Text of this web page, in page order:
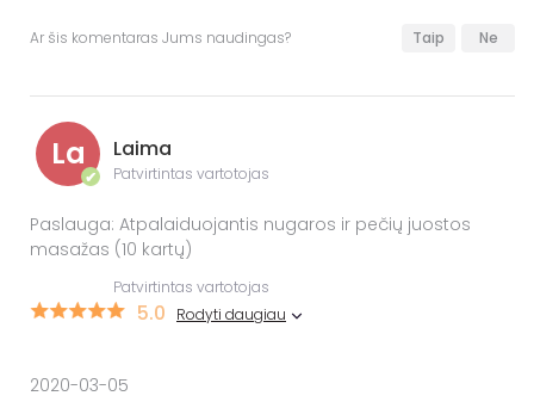
Ar šis komentaras Jums naudingas? Taip Ne
La
✔
Laima
Patvirtintas vartotojas
Paslauga: Atpalaiduojantis nugaros ir pečių juostos
masažas (10 kartų)
Patvirtintas vartotojas
5.0 Rodyti daugiau
2020-03-05